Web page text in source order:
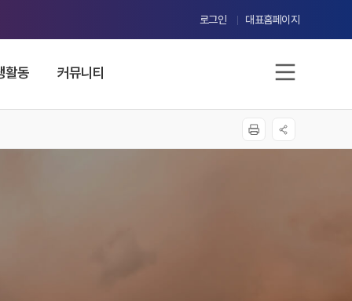
로그인 대표홈페이지
활동 커뮤니티